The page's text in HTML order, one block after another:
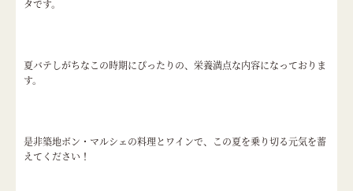
タです。
夏バテしがちなこの時期にぴったりの、栄養満点な内容になっておりま
す。
是非築地ボン・マルシェの料理とワインで、この夏を乗り切る元気を蓄
えてください！